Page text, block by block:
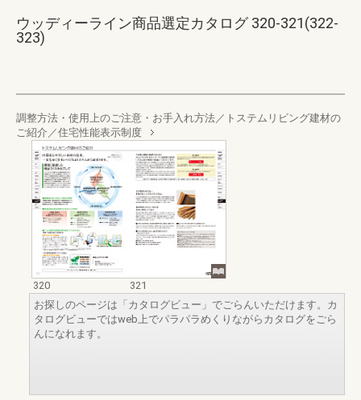
ウッディーライン商品選定カタログ 320-321(322-
323)
調整方法・使用上のご注意・お手入れ方法／トステムリビング建材の
ご紹介／住宅性能表示制度
320
321
お探しのページは「カタログビュー」でごらんいただけます。カ
タログビューではweb上でパラパラめくりながらカタログをごら
んになれます。